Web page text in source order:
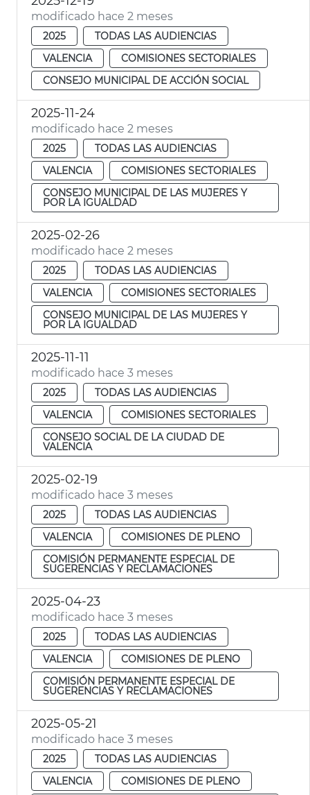
modificado hace 2 meses
2025
TODAS LAS AUDIENCIAS
VALENCIA
COMISIONES SECTORIALES
CONSEJO MUNICIPAL DE ACCIÓN SOCIAL
2025-11-24
modificado hace 2 meses
2025
TODAS LAS AUDIENCIAS
VALENCIA
COMISIONES SECTORIALES
CONSEJO MUNICIPAL DE LAS MUJERES Y
POR LA IGUALDAD
2025-02-26
modificado hace 2 meses
2025
TODAS LAS AUDIENCIAS
VALENCIA
COMISIONES SECTORIALES
CONSEJO MUNICIPAL DE LAS MUJERES Y
POR LA IGUALDAD
2025-11-11
modificado hace 3 meses
2025
TODAS LAS AUDIENCIAS
VALENCIA
COMISIONES SECTORIALES
CONSEJO SOCIAL DE LA CIUDAD DE
VALENCIA
2025-02-19
modificado hace 3 meses
2025
TODAS LAS AUDIENCIAS
VALENCIA
COMISIONES DE PLENO
COMISIÓN PERMANENTE ESPECIAL DE
SUGERENCIAS Y RECLAMACIONES
2025-04-23
modificado hace 3 meses
2025
TODAS LAS AUDIENCIAS
VALENCIA
COMISIONES DE PLENO
COMISIÓN PERMANENTE ESPECIAL DE
SUGERENCIAS Y RECLAMACIONES
2025-05-21
modificado hace 3 meses
2025
TODAS LAS AUDIENCIAS
VALENCIA
COMISIONES DE PLENO